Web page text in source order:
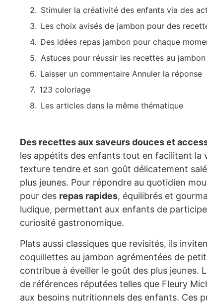
Stimuler la créativité des enfants via des
Les choix avisés de jambon pour des
Des idées repas jambon pour chaque
Astuces pour réussir les recettes au
Laisser un commentaire Annuler la réponse
123 coloriage
Les articles dans la même thématique
Des recettes aux saveurs douces et
les appétits des enfants tout en facilitant la
texture tendre et son goût délicatement
plus jeunes. Pour répondre au quotidien
pour des repas rapides, équilibrés et
ludique, permettant aux enfants de
curiosité gastronomique.
Plats aussi classiques que revisités, ils
coquillettes au jambon agrémentées de
contribue à éveiller le goût des plus jeunes.
de références réputées telles que Fleury
aux besoins nutritionnels des enfants. Ces